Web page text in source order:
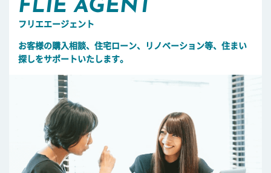
FLIE AGENT
フリエエージェント
お客様の購入相談、住宅ローン、リノベーション等、住まい
探しをサポートいたします。